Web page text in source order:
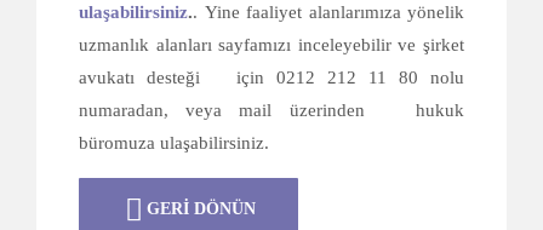
ulaşabilirsiniz.. Yine faaliyet alanlarımıza yönelik
uzmanlık alanları sayfamızı inceleyebilir ve şirket
avukatı desteği için 0212 212 11 80 nolu
numaradan, veya mail üzerinden hukuk
büromuza ulaşabilirsiniz.
GERİ DÖNÜN